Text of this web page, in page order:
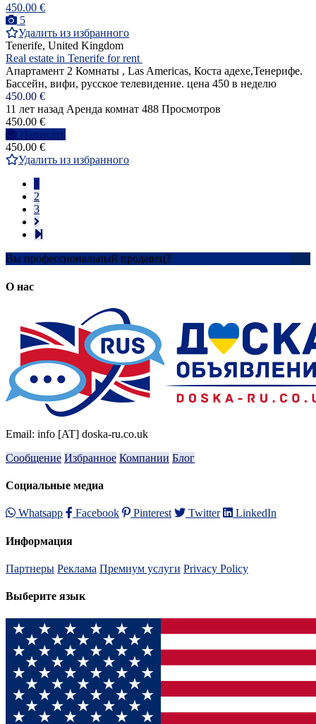
450.00 €
5
Удалить из избранного
Tenerife, United Kingdom
Real estate in Tenerife for rent
Апартамент 2 Комнаты , Las Americas, Коста адехе,Тенерифе.
Бассейн, вифи, русское телевидение. цена 450 в неделю
450.00 €
11 лет назад Аренда комнат 488 Просмотров
450.00 €
Написать
450.00 €
Удалить из избранного
2
3
Вы профессиональный продавец?
О нас
Email: info [AT] doska-ru.co.uk
Сообщение Избранное Компании Блог
Социальные медиа
Whatsapp Facebook Pinterest Twitter LinkedIn
Информация
Партнеры Реклама Премиум услуги Privacy Policy
Выберите язык